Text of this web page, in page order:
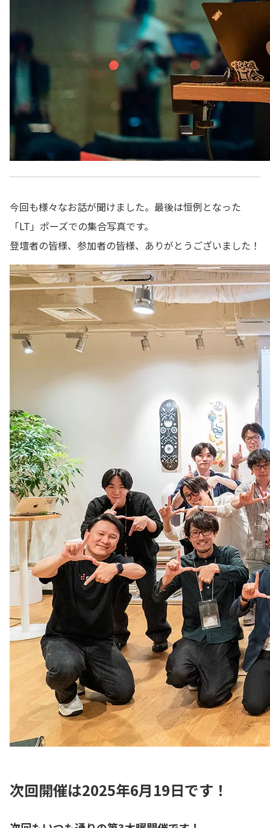
今回も様々なお話が聞けました。最後は恒例となった
「LT」ポーズでの集合写真です。
登壇者の皆様、参加者の皆様、ありがとうございました！
次回開催は2025年6月19日です！